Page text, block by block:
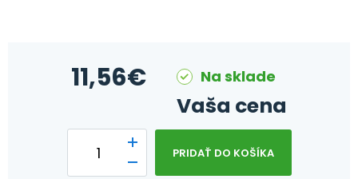
11,56€ Na sklade
Vaša cena
PRIDAŤ DO KOŠÍKA